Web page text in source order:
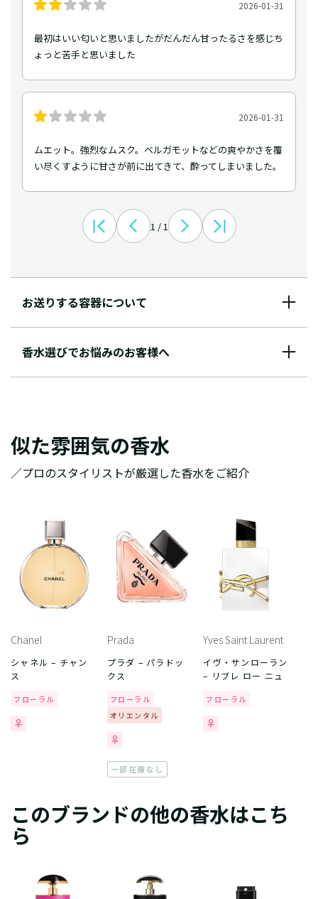
2026-01-31
最初はいい匂いと思いましたがだんだん甘ったるさを感じち
ょっと苦手と思いました
2026-01-31
ムエット。強烈なムスク。ベルガモットなどの爽やかさを覆
い尽くすように甘さが前に出てきて、酔ってしまいました。
1 / 1
お送りする容器について
香水選びでお悩みのお客様へ
似た雰囲気の香水
／プロのスタイリストが厳選した香水をご紹介
Chanel
シャネル – チャン
ス
フローラル
Prada
プラダ – パラドッ
クス
フローラル
オリエンタル
一部在庫なし
Yves Saint Laurent
イヴ・サンローラン
– リブレ ロー ニュ
フローラル
このブランドの他の香水はこち
ら